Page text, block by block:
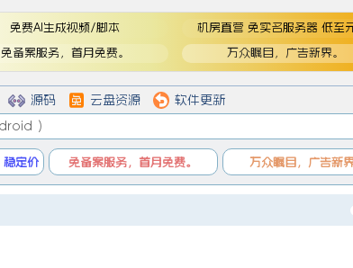
免费AI生成视频/脚本 机房直营 免实名服务器 低至
免备案服务，首月免费。 万众瞩目，广告新界。
源码 云盘资源 软件更新
）
稳定价 免备案服务，首月免费。 万众瞩目，广告新界